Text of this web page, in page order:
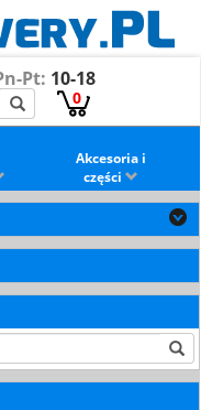
Pt: 10-18
0
Akcesoria i
części